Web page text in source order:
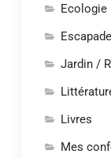
Ecologie
Jardin /
Livres
Mes